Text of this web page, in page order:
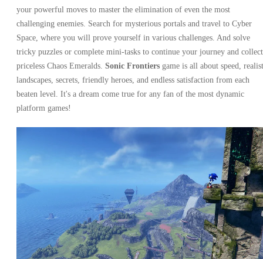
your powerful moves to master the elimination of even the most
challenging enemies. Search for mysterious portals and travel to Cyber ​​
Space, where you will prove yourself in various challenges. And solve
tricky puzzles or complete mini-tasks to continue your journey and collect
priceless Chaos Emeralds. Sonic Frontiers game is all about speed,
landscapes, secrets, friendly heroes, and endless satisfaction from each
beaten level. It's a dream come true for any fan of the most dynamic
platform games!